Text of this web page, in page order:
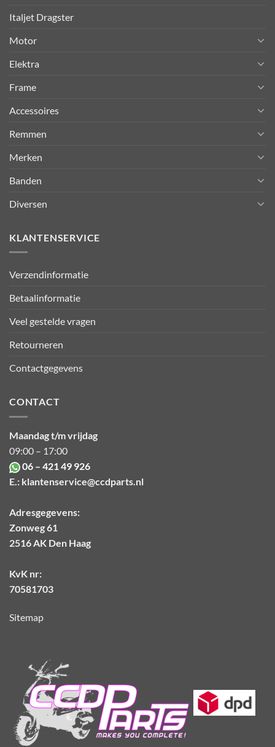
Italjet Dragster
Motor
Elektra
Frame
Accessoires
Remmen
Merken
Banden
Diversen
KLANTENSERVICE
Verzendinformatie
Betaalinformatie
Veel gestelde vragen
Retourneren
Contactgegevens
CONTACT
Maandag t/m vrijdag
09:00 – 17:00
06 – 421 49 926
E.: klantenservice@ccdparts.nl
Adresgegevens:
Zonweg 61
2516 AK Den Haag
KvK nr:
70581703
Sitemap